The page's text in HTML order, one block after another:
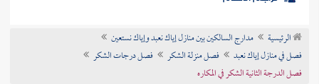
موضوعي
تراجم الأعلام
الرئيسية
مدارج السالكين بين منازل إياك نعبد وإياك نستعين
فصل في منازل إياك نعبد
فصل منزلة الشكر
فصل درجات الشكر
فصل الدرجة الثانية الشكر في المكاره